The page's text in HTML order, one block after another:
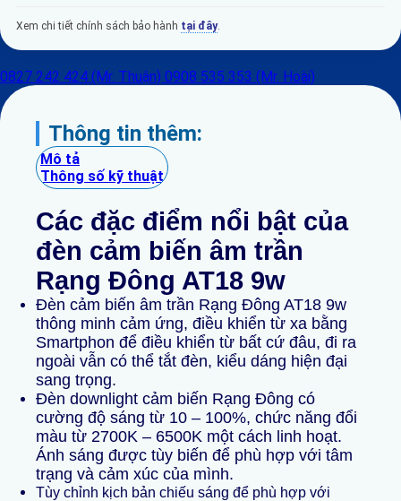
Xem chi tiết chính sách bảo hành tại đây.
0827 242 424 (Mr. Thuận) 0908 535 353 (Mr. Hoài)
Thông tin thêm:
Mô tả
Thông số kỹ thuật
Các đặc điểm nổi bật của
đèn cảm biến âm trần
Rạng Đông AT18 9w
Đèn cảm biến âm trần Rạng Đông AT18 9w
thông minh cảm ứng, điều khiển từ xa bằng
Smartphon để điều khiển từ bất cứ đâu, đi ra
ngoài vẫn có thể tắt đèn, kiểu dáng hiện đại
sang trọng.
Đèn downlight cảm biến Rạng Đông có
cường độ sáng từ 10 – 100%, chức năng đổi
màu từ 2700K – 6500K một cách linh hoạt.
Ánh sáng được tùy biến để phù hợp với tâm
trạng và cảm xúc của mình.
Tùy chỉnh kịch bản chiếu sáng để phù hợp với